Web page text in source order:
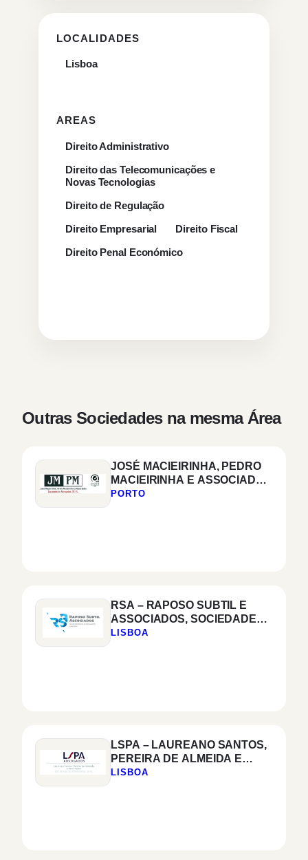
LOCALIDADES
Lisboa
AREAS
Direito Administrativo
Direito das Telecomunicações e
Novas Tecnologias
Direito de Regulação
Direito Empresarial
Direito Fiscal
Direito Penal Económico
Outras Sociedades na mesma Área
JOSÉ MACIEIRINHA, PEDRO
MACIEIRINHA E ASSOCIADOS
SOCIEDADE DE
PORTO
RSA – RAPOSO SUBTIL E
ASSOCIADOS, SOCIEDADE
DE ADVOGADOS, SP, RL
LISBOA
LSPA – LAUREANO SANTOS,
PEREIRA DE ALMEIDA E
ASSOCIADOS, SOCIEDADE
LISBOA